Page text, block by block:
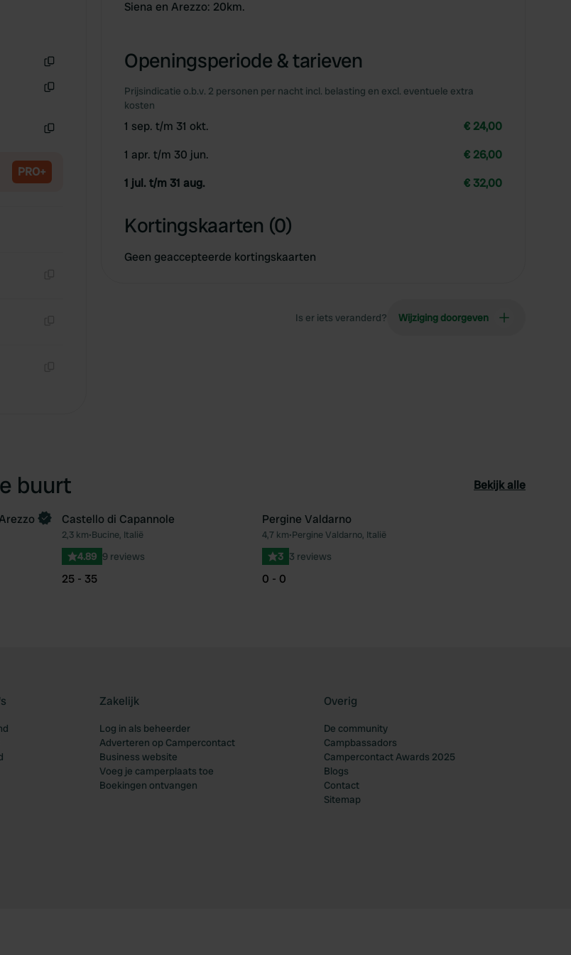
PRO+
Siena en Arezzo: 20km.
Openingsperiode & tarieven
Prijsindicatie o.b.v. 2 personen per nacht incl. belasting en excl. eventuele extra
kosten
1 sep. t/m 31 okt.
€ 24,00
1 apr. t/m 30 jun.
€ 26,00
1 jul. t/m 31 aug.
€ 32,00
Kortingskaarten (0)
Geen geaccepteerde kortingskaarten
Is er iets veranderd? Wijziging doorgeven
buurt Bekijk alle
Favoriet Favoriet
Castello di Capannole
2,3 km•Bucine, Italië
4.89 9 reviews
25 - 35
Pergine Valdarno
4,7 km•Pergine Valdarno, Italië
3 3 reviews
0 - 0
Zakelijk
Log in als beheerder
Adverteren op Campercontact
Business website
Voeg je camperplaats toe
Boekingen ontvangen
Overig
De community
Campbassadors
Campercontact Awards 2025
Blogs
Contact
Sitemap